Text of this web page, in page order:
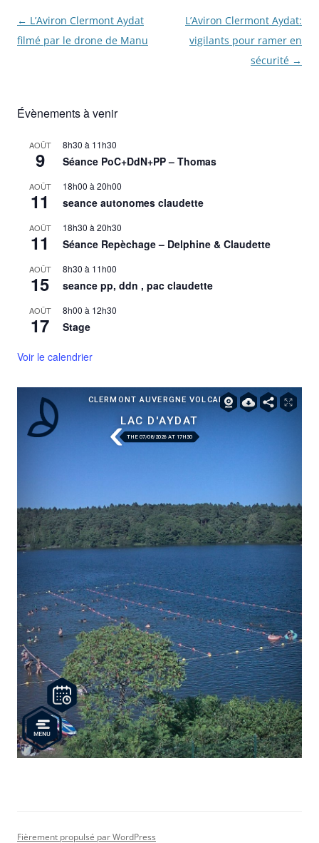
Navigation
des
← L’Aviron Clermont Aydat
filmé par le drone de Manu
L’Aviron Clermont Aydat:
vigilants pour ramer en
sécurité →
Évènements à venir
AOÛT
9
8h30 à 11h30
Séance PoC+DdN+PP – Thomas
AOÛT
11
18h00 à20h00
seance autonomes claudette
AOÛT
11
18h30 à20h30
Séance Repèchage – Delphine & Claudette
AOÛT
15
8h30 à 11h00
seance pp, ddn , pac claudette
AOÛT
17
8h00 à 12h30
Stage
Voir le calendrier
Fièrement propulsé par WordPress